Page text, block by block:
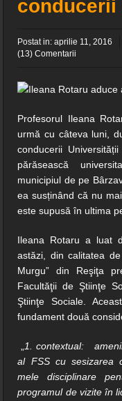
29 de percheziții, 6 rețineri,
INFORMARE
Știința din spatele
conducerii
Postat in:aprilie 11, 2016
(13) Comentarii
Profesorul Ileana
urmă cu câteva luni,
conducerii
părăsească
municipiul de pe
ea susținând că nu
este supusă în ultima
Ileana Rotaru a luat
astăzi, din calitatea
Murgu” din Reşiţa
Facultăţii de Ştiinţe
Ştiinţe Sociale.
fundament două
„1. contextual:
al FSS cu sesizarea
mele disciplinare
programul de vizite în